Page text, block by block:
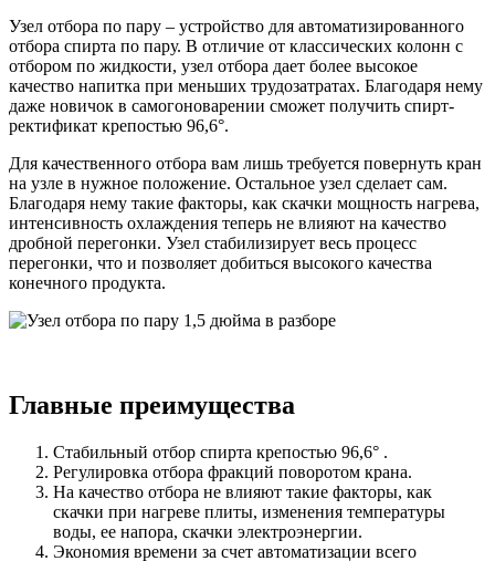
Узел отбора по пару – устройство для автоматизированного
отбора спирта по пару. В отличие от классических колонн с
отбором по жидкости, узел отбора дает более высокое
качество напитка при меньших трудозатратах. Благодаря нему
даже новичок в самогоноварении сможет получить спирт-
ректификат крепостью 96,6°.
Для качественного отбора вам лишь требуется повернуть кран
на узле в нужное положение. Остальное узел сделает сам.
Благодаря нему такие факторы, как скачки мощность нагрева,
интенсивность охлаждения теперь не влияют на качество
дробной перегонки. Узел стабилизирует весь процесс
перегонки, что и позволяет добиться высокого качества
конечного продукта.
Главные преимущества
Стабильный отбор спирта крепостью 96,6° .
Регулировка отбора фракций поворотом крана.
На качество отбора не влияют такие факторы, как
скачки при нагреве плиты, изменения температуры
воды, ее напора, скачки электроэнергии.
Экономия времени за счет автоматизации всего